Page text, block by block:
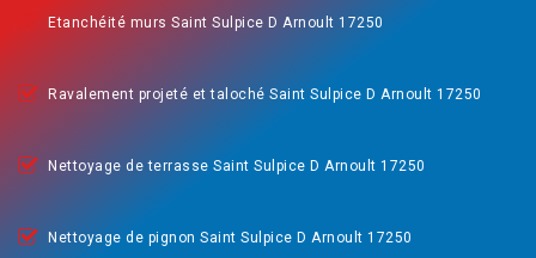
Etanchéité murs Saint Sulpice D Arnoult 17250
Ravalement projeté et taloché Saint Sulpice D Arnoult 17250
Nettoyage de terrasse Saint Sulpice D Arnoult 17250
Nettoyage de pignon Saint Sulpice D Arnoult 17250